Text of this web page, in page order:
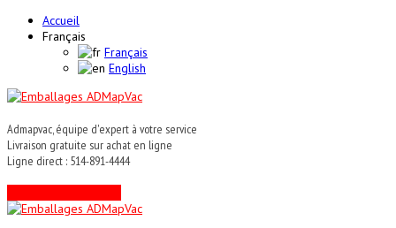
Accueil
Français
Français
English
Admapvac, équipe d'expert à votre service
Livraison gratuite sur achat en ligne
Ligne direct : 514-891-4444